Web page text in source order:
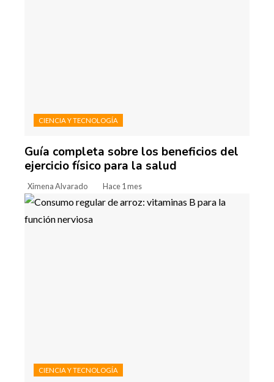
CIENCIA Y TECNOLOGÍA
Guía completa sobre los beneficios del
ejercicio físico para la salud
Ximena Alvarado Hace 1 mes
CIENCIA Y TECNOLOGÍA